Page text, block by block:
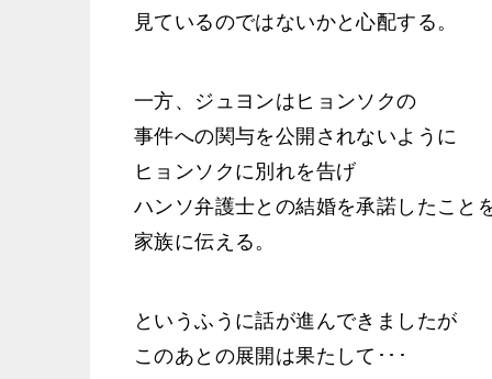
見ているのではないかと心配する。
一方、ジュヨンはヒョンソクの
事件への関与を公開されないように
ヒョンソクに別れを告げ
ハンソ弁護士との結婚を承諾したこと
家族に伝える。
というふうに話が進んできましたが
このあとの展開は果たして･･･